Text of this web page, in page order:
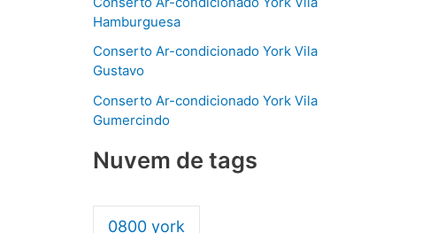
Hamburguesa
Conserto Ar-condicionado York Vila
Gustavo
Conserto Ar-condicionado York Vila
Gumercindo
Nuvem de tags
0800 york